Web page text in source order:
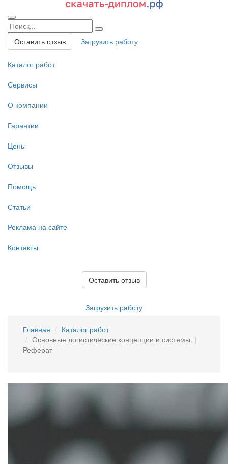
Оставить отзыв Загрузить работу
Каталог работ
Сервисы
О компании
Гарантии
Цены
Отзывы
Помощь
Статьи
Реклама на сайте
Контакты
Оставить отзыв
Загрузить работу
Главная
Каталог работ
Основные логистические концепции и системы. |
Реферат